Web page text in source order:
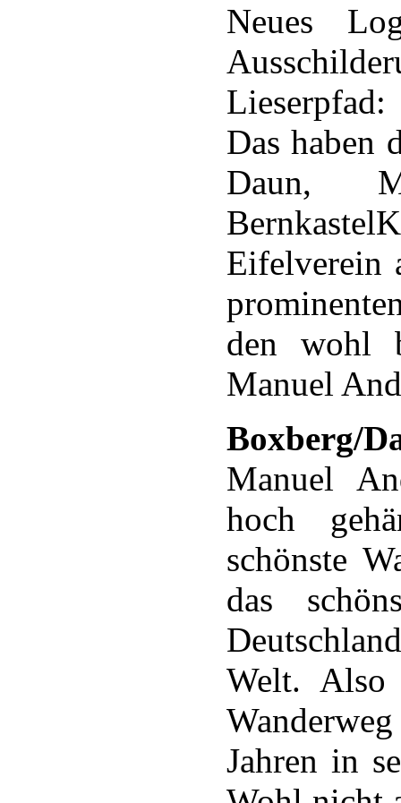
Neues
Lieserpfad:
Das haben
Daun,
Eifelverein
den wohl
Manuel
Boxberg/
Manuel
hoch
schönste
das
Welt. Also
Jahren in